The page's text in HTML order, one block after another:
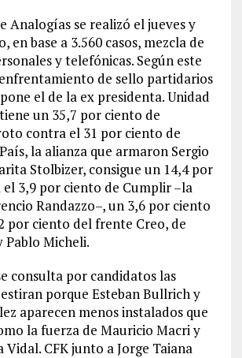
Analogías se realizó el jueves y
en base a 3.560 casos, mezcla de
y telefónicas. Según este
de sello partidarios
el de la ex presidenta. Unidad
un 35,7 por ciento de
contra el 31 por ciento de
la alianza que armaron Sergio
Stolbizer, consigue un 14,4 por
3,9 por ciento de Cumplir –la
Randazzo–, un 3,6 por ciento
por ciento del frente Creo, de
Pablo Micheli.
consulta por candidatos las
porque Esteban Bullrich y
aparecen menos instalados que
la fuerza de Mauricio Macri y
Vidal. CFK junto a Jorge Taiana